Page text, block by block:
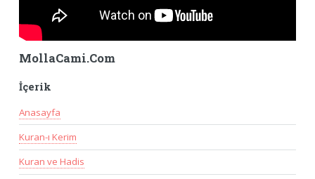
MollaCami.Com
İçerik
Anasayfa
Kuran-ı Kerim
Kuran ve Hadis